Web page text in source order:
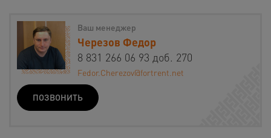
Ваш менеджер
Черезов Федор
8 831 266 06 93 доб. 270
Fedor.Cherezov@fortrent.net
ПОЗВОНИТЬ